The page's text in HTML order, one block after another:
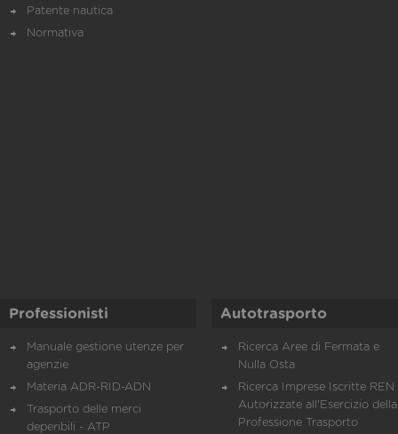
Patente nautica
Normativa
Professionisti
Manuale gestione utenze per
agenzie
Materia ADR-RID-ADN
Trasporto delle merci
deperibili - ATP
Autotrasporto
Ricerca Aree di Fermata e
Nulla Osta
Ricerca Imprese Iscritte REN
Autorizzate all'Esercizio della
Professione Trasporto